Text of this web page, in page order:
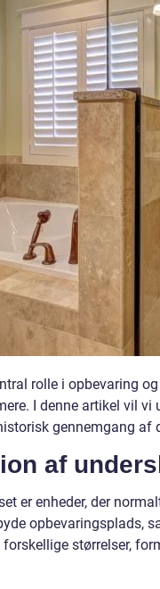
rolle i opbevaring
I denne artikel vil
gennemgang af
af
er enheder, der
opbevaringsplads,
størrelser,